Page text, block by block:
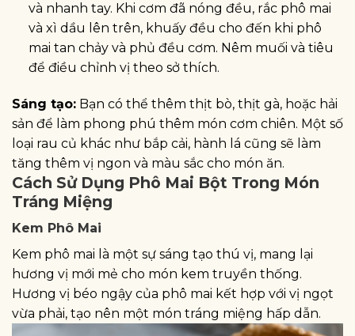
và nhanh tay. Khi cơm đã nóng đều, rắc phô mai
và xì dầu lên trên, khuấy đều cho đến khi phô
mai tan chảy và phủ đều cơm. Nêm muối và tiêu
để điều chỉnh vị theo sở thích.
Sáng tạo: Bạn có thể thêm thịt bò, thịt gà, hoặc hải
sản để làm phong phú thêm món cơm chiên. Một số
loại rau củ khác như bắp cải, hành lá cũng sẽ làm
tăng thêm vị ngon và màu sắc cho món ăn.
Cách Sử Dụng Phô Mai Bột Trong Món
Tráng Miệng
Kem Phô Mai
Kem phô mai là một sự sáng tạo thú vị, mang lại
hương vị mới mẻ cho món kem truyền thống.
Hương vị béo ngậy của phô mai kết hợp với vị ngọt
vừa phải, tạo nên một món tráng miệng hấp dẫn.